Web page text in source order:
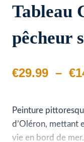
Tableau
pêcheur
€29.99 – €
Peinture
d’Oléron, mettant
vie en bord de mer.